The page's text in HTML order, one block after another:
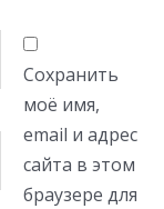
Сохранить
моё имя,
email и адрес
сайта в этом
браузере для